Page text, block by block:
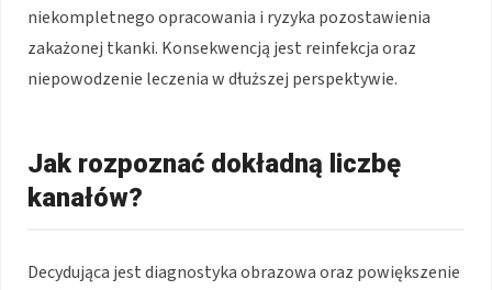
niekompletnego opracowania i ryzyka pozostawienia
zakażonej tkanki. Konsekwencją jest reinfekcja oraz
niepowodzenie leczenia w dłuższej perspektywie.
Jak rozpoznać dokładną liczbę
kanałów?
Decydująca jest diagnostyka obrazowa oraz powiększenie